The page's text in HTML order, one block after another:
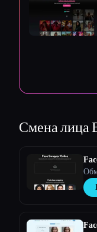
Смена лица